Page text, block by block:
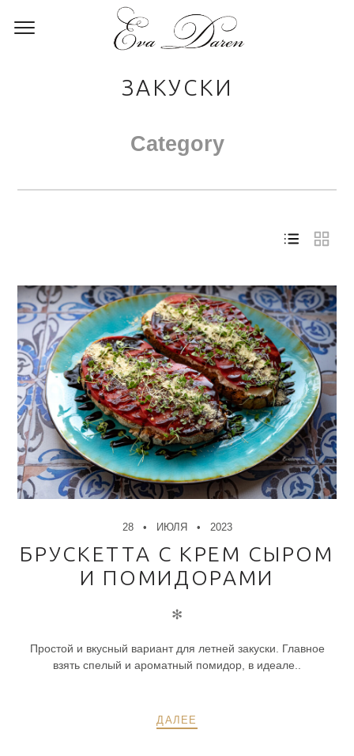
ЗАКУСКИ
Category
28 ИЮЛЯ 2023
БРУСКЕТТА С КРЕМ СЫРОМ
И ПОМИДОРАМИ
✻
Простой и вкусный вариант для летней закуски. Главное
взять спелый и ароматный помидор, в идеале..
ДАЛЕЕ